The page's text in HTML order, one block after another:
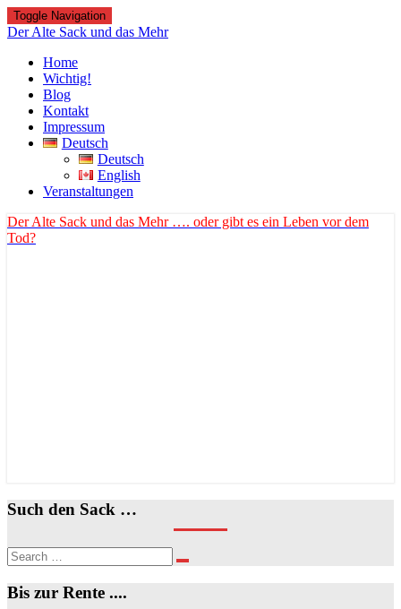
Toggle Navigation
Der Alte Sack und das Mehr
Home
Wichtig!
Blog
Kontakt
Impressum
Deutsch
Deutsch
English
Veranstaltungen
Der Alte Sack und das Mehr …. oder gibt es ein Leben vor dem
Tod?
Such den Sack …
Search
for:
Search
Bis zur Rente ....